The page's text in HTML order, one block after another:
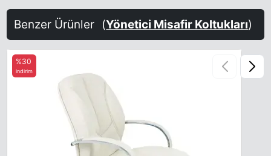
Benzer Ürünler (Yönetici Misafir Koltukları)
%30
indirim